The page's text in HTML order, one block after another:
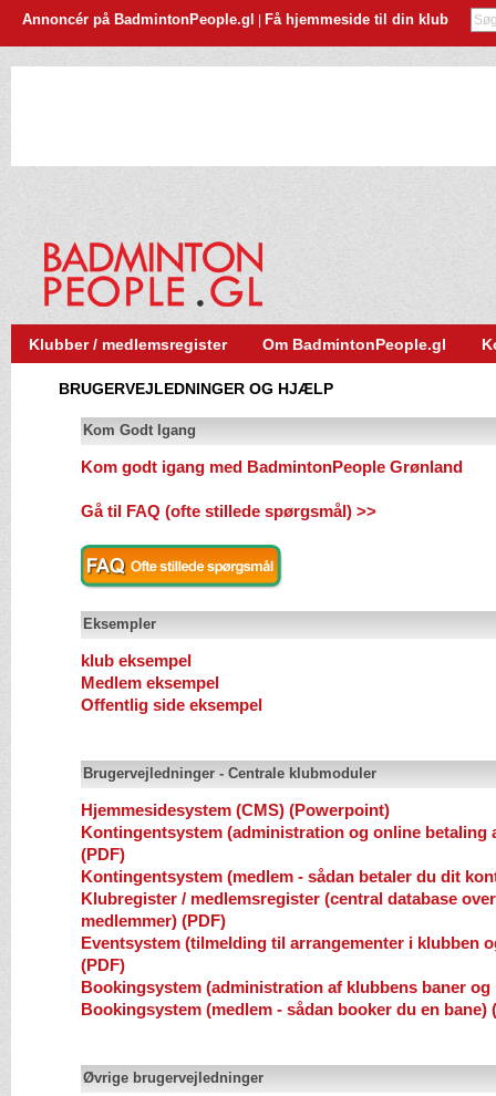
Annoncér på BadmintonPeople.gl Få hjemmeside til din klub
Klubber / medlemsregister Om BadmintonPeople.gl
BRUGERVEJLEDNINGER OG HJÆLP
Kom Godt Igang
Kom godt igang med BadmintonPeople Grønland
Gå til FAQ (ofte stillede spørgsmål) >>
Eksempler
klub eksempel
Medlem eksempel
Offentlig side eksempel
Brugervejledninger - Centrale klubmoduler
Hjemmesidesystem (CMS) (Powerpoint)
Kontingentsystem (administration og online betaling
(PDF)
Kontingentsystem (medlem - sådan betaler du dit
Klubregister / medlemsregister (central database
medlemmer) (PDF)
Eventsystem (tilmelding til arrangementer i klubben
(PDF)
Bookingsystem (administration af klubbens baner og
Bookingsystem (medlem - sådan booker du en bane)
Øvrige brugervejledninger